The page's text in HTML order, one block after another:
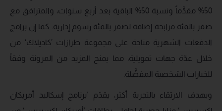
50% مقدَّماً ونسبة 50% الباقية بعد أربع سنوات، والمترافق مع
صفر بالمئة مرابحة إضافة لصفر بالمئة رسوم إدارية. كما إن برامج
الدفعات الشهرية متاحة على مجموعة طرازات ’كاديلاك‘ من
خلال عدّة جهات تمويلية، مما يمنح المزيد من المرونة وفقاً
للخيارات الشخصية المفضَّلة.
وبهدف الارتقاء بالتجربة أكثر، يقدّم ’برنامج إسكاليد أمريكان